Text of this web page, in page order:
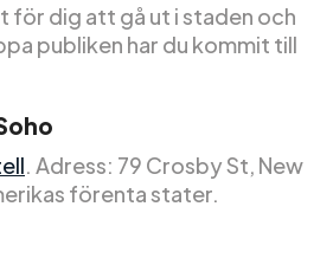
för dig att gå ut i staden och
publiken har du kommit till
. Adress: 79 Crosby St, New
förenta stater.